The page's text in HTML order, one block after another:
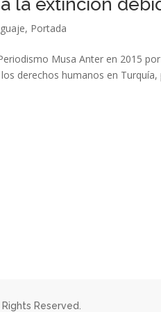
la extinción
, Portada
Musa Anter en 2015
derechos humanos en
Reserved.